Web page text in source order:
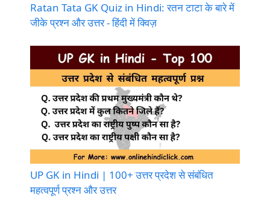
Ratan Tata GK Quiz in Hindi: रतन टाटा के बारे में
जीके प्रश्न और उत्तर - हिंदी में क्विज़
UP GK in Hindi | 100+ उत्तर प्रदेश से संबंधित
महत्वपूर्ण प्रश्न और उत्तर